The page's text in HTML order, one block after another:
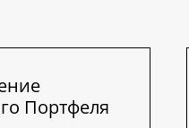
Портфеля